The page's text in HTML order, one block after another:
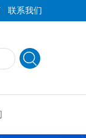
| 联系我们